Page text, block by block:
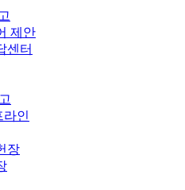
제안
센터
라인
장